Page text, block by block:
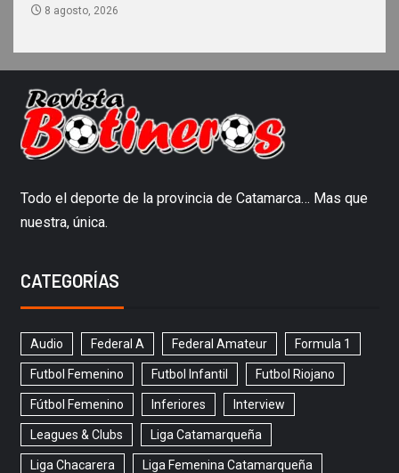
8 agosto, 2026
Todo el deporte de la provincia de Catamarca… Mas que
nuestra, única.
CATEGORÍAS
Audio Federal A Federal Amateur Formula 1
Futbol Femenino Futbol Infantil Futbol Riojano
Fútbol Femenino Inferiores Interview
Leagues & Clubs Liga Catamarqueña
Liga Chacarera Liga Femenina Catamarqueña